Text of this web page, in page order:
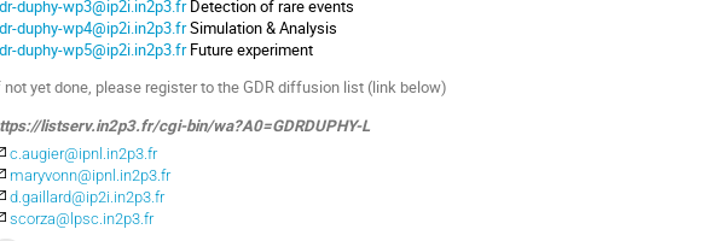
duphy-wp3@ip2i.in2p3.frDetection of rare events
duphy-wp4@ip2i.in2p3.frSimulation & Analysis
duphy-wp5@ip2i.in2p3.frFuture experiment
not yet done, please register to the GDR diffusion list (link below)
listserv.in2p3.fr/cgi-bin/wa?A0=GDRDUPHY-L
c.augier@ipnl.in2p3.fr
maryvonn@ipnl.in2p3.fr
d.gaillard@ip2i.in2p3.fr
scorza@lpsc.in2p3.fr